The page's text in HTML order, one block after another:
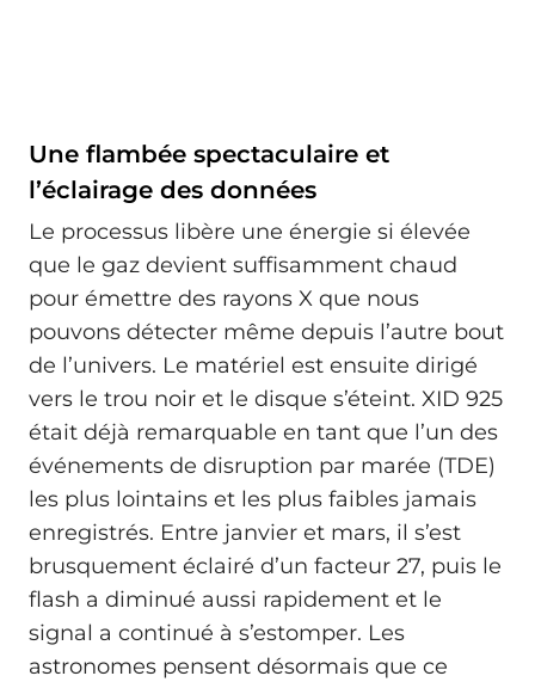
Une flambée spectaculaire et
l’éclairage des données
Le processus libère une énergie si élevée
que le gaz devient suffisamment chaud
pour émettre des rayons X que nous
pouvons détecter même depuis l’autre bout
de l’univers. Le matériel est ensuite dirigé
vers le trou noir et le disque s’éteint. XID 925
était déjà remarquable en tant que l’un des
événements de disruption par marée (TDE)
les plus lointains et les plus faibles jamais
enregistrés. Entre janvier et mars, il s’est
brusquement éclairé d’un facteur 27, puis le
flash a diminué aussi rapidement et le
signal a continué à s’estomper. Les
astronomes pensent désormais que ce